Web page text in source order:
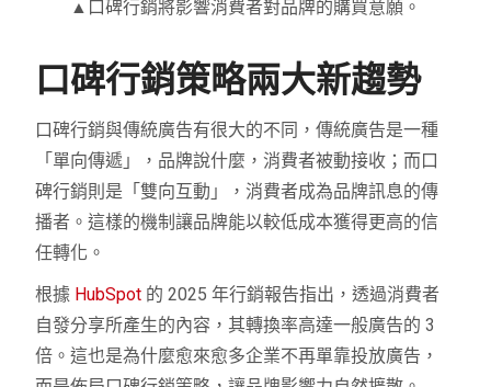
▲口碑行銷將影響消費者對品牌的購買意願。
口碑行銷策略兩大新趨勢
口碑行銷與傳統廣告有很大的不同，傳統廣告是一種
「單向傳遞」，品牌說什麼，消費者被動接收；而口
碑行銷則是「雙向互動」，消費者成為品牌訊息的傳
播者。這樣的機制讓品牌能以較低成本獲得更高的信
任轉化。
根據 HubSpot 的 2025 年行銷報告指出，透過消費者
自發分享所產生的內容，其轉換率高達一般廣告的 3
倍。這也是為什麼愈來愈多企業不再單靠投放廣告，